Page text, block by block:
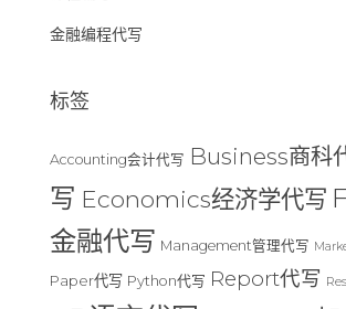
金融编程代写
标签
Accounting会计代写 Business商科
写 Economics经济学代写
金融代写 Management管理代写
Paper代写 Python代写 Report代写